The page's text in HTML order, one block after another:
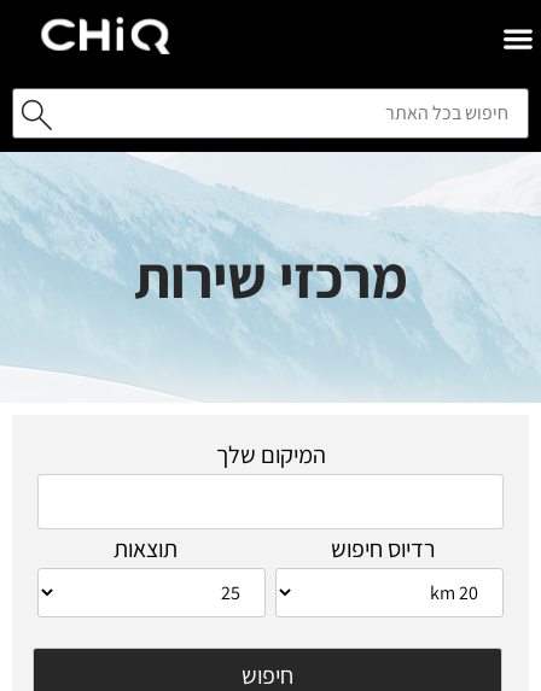
מרכזי שירות
המיקום שלך
רדיוס חיפוש תוצאות